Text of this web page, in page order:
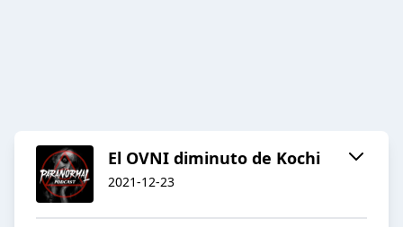
El OVNI diminuto de Kochi
2021-12-23